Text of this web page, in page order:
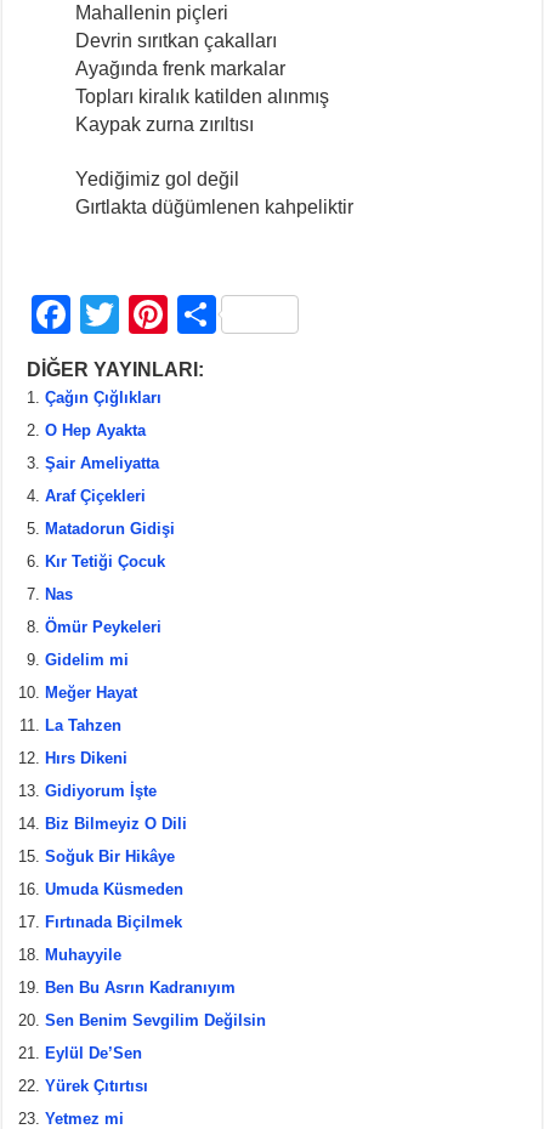
Mahallenin piçleri
Devrin sırıtkan çakalları
Ayağında frenk markalar
Topları kiralık katilden alınmış
Kaypak zurna zırıltısı
Yediğimiz gol değil
Gırtlakta düğümlenen kahpeliktir
F
a
c
e
b
o
o
k
T
wi
tt
er
Pi
nt
S
DİĞER YAYINLARI:
Çağın Çığlıkları
O Hep Ayakta
Şair Ameliyatta
Araf Çiçekleri
Matadorun Gidişi
Kır Tetiği Çocuk
Nas
Ömür Peykeleri
Gidelim mi
Meğer Hayat
La Tahzen
Hırs Dikeni
Gidiyorum İşte
Biz Bilmeyiz O Dili
Soğuk Bir Hikâye
Umuda Küsmeden
Fırtınada Biçilmek
Muhayyile
Ben Bu Asrın Kadranıyım
Sen Benim Sevgilim Değilsin
Eylül De’Sen
Yürek Çıtırtısı
Yetmez mi